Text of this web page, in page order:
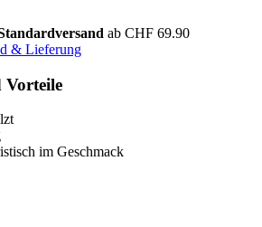
ab CHF 69.90
& Lieferung
Vorteile
im Geschmack